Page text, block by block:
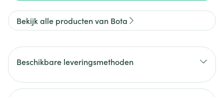
Bekijk alle producten van Bota
Beschikbare leveringsmethoden